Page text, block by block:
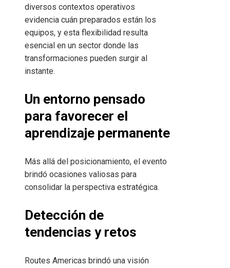
diversos contextos operativos
evidencia cuán preparados están los
equipos, y esta flexibilidad resulta
esencial en un sector donde las
transformaciones pueden surgir al
instante.
Un entorno pensado
para favorecer el
aprendizaje permanente
Más allá del posicionamiento, el evento
brindó ocasiones valiosas para
consolidar la perspectiva estratégica.
Detección de
tendencias y retos
Routes Americas brindó una visión